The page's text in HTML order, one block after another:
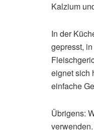
Kalzium
In der
gepresst,
eignet sich
einfache
Übrigens: